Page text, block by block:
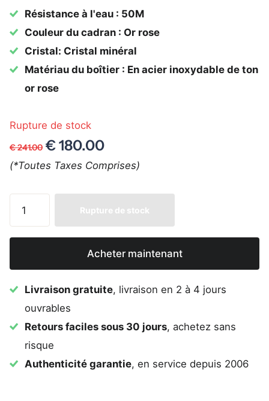
Résistance à l'eau : 50M
Couleur du cadran : Or rose
Cristal: Cristal minéral
Matériau du boîtier : En acier inoxydable de ton
or rose
Rupture de stock
€ 241.00 € 180.00
(*Toutes Taxes Comprises)
Rupture de stock
Acheter maintenant
Livraison gratuite, livraison en 2 à 4 jours
ouvrables
Retours faciles sous 30 jours, achetez sans
risque
Authenticité garantie, en service depuis 2006